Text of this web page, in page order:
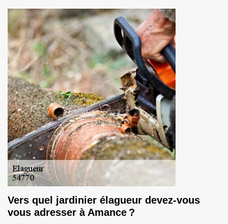
Vers quel jardinier élagueur devez-vous
vous adresser à Amance ?